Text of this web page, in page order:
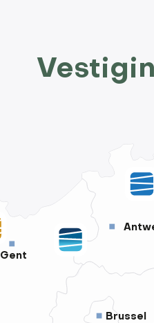
Gent
Brussel